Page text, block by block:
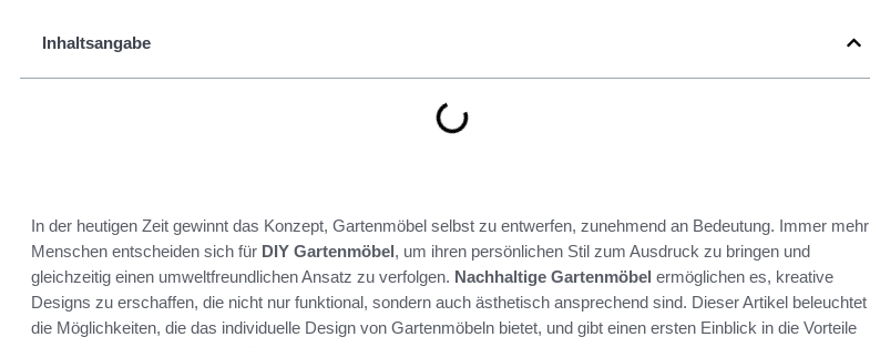
Inhaltsangabe
In der heutigen Zeit gewinnt das Konzept, Gartenmöbel selbst zu entwerfen, zunehmend an Bedeutung. Immer mehr
Menschen entscheiden sich für DIY Gartenmöbel, um ihren persönlichen Stil zum Ausdruck zu bringen und
gleichzeitig einen umweltfreundlichen Ansatz zu verfolgen. Nachhaltige Gartenmöbel ermöglichen es, kreative
Designs zu erschaffen, die nicht nur funktional, sondern auch ästhetisch ansprechend sind. Dieser Artikel beleuchtet
die Möglichkeiten, die das individuelle Design von Gartenmöbeln bietet, und gibt einen ersten Einblick in die Vorteile